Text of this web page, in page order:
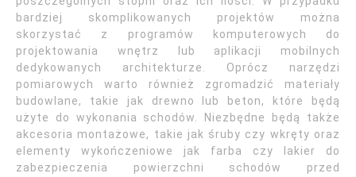
bardziej skomplikowanych projektów można
skorzystać z programów komputerowych do
projektowania wnętrz lub aplikacji mobilnych
dedykowanych architekturze. Oprócz narzędzi
pomiarowych warto również zgromadzić materiały
budowlane, takie jak drewno lub beton, które będą
użyte do wykonania schodów. Niezbędne będą także
akcesoria montażowe, takie jak śruby czy wkręty oraz
elementy wykończeniowe jak farba czy lakier do
zabezpieczenia powierzchni schodów przed